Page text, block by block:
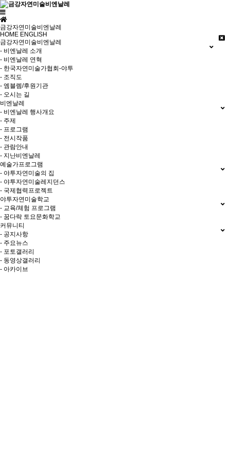
금강자연미술비엔날레
HOME ENGLISH
금강자연미술비엔날레
- 비엔날레 소개
- 비엔날레 연혁
- 한국자연미술가협회-야투
- 조직도
- 엠블렘/후원기관
- 오시는 길
비엔날레
- 비엔날레 행사개요
- 주제
- 프로그램
- 전시작품
- 관람안내
- 지난비엔날레
예술가프로그램
- 야투자연미술의 집
- 야투자연미술레지던스
- 국제협력프로젝트
야투자연미술학교
- 교육/체험 프로그램
- 꿈다락 토요문화학교
커뮤니티
- 공지사항
- 주요뉴스
- 포토갤러리
- 동영상갤러리
- 아카이브